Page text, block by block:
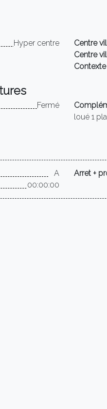
Hyper centre Centre
Centre
Fermé
loué 1
A
00:00:00
Arret +